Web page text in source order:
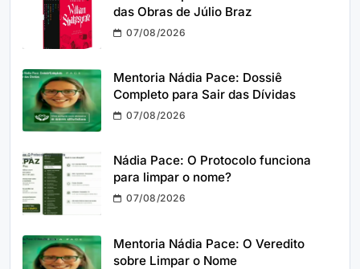
das Obras de Júlio Braz
07/08/2026
Mentoria Nádia Pace: Dossiê
Completo para Sair das Dívidas
07/08/2026
Nádia Pace: O Protocolo funciona
para limpar o nome?
07/08/2026
Mentoria Nádia Pace: O Veredito
sobre Limpar o Nome